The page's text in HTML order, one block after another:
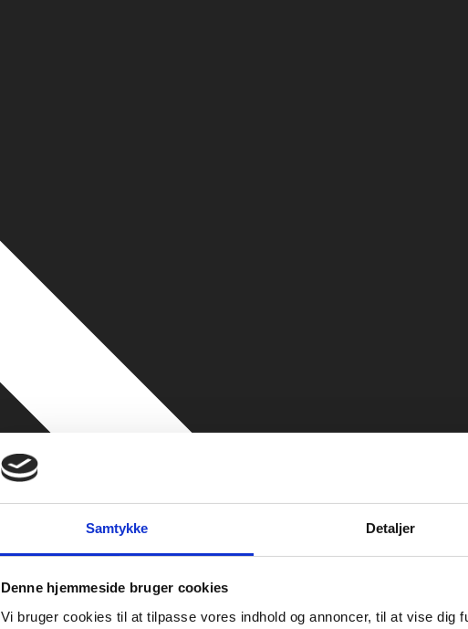
Samtykke Detaljer
Denne hjemmeside bruger cookies
Vi bruger cookies til at tilpasse vores indhold og annoncer, til at vise dig